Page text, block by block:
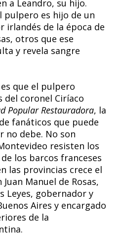
a Leandro, su hijo.
pulpero es hijo de un
irlandés de la época de
otros que ese
y revela sangre
que el pulpero
del coronel Ciríaco
Popular Restauradora, la
fanáticos que puede
no debe. No son
resisten los
los barcos franceses
las provincias crece el
Manuel de Rosas,
Leyes, gobernador y
Aires y encargado
de la